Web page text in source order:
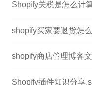
Shopify关税是怎么计
shopify买家要退货怎么
shopify商店管理博客
Shopify插件知识分享